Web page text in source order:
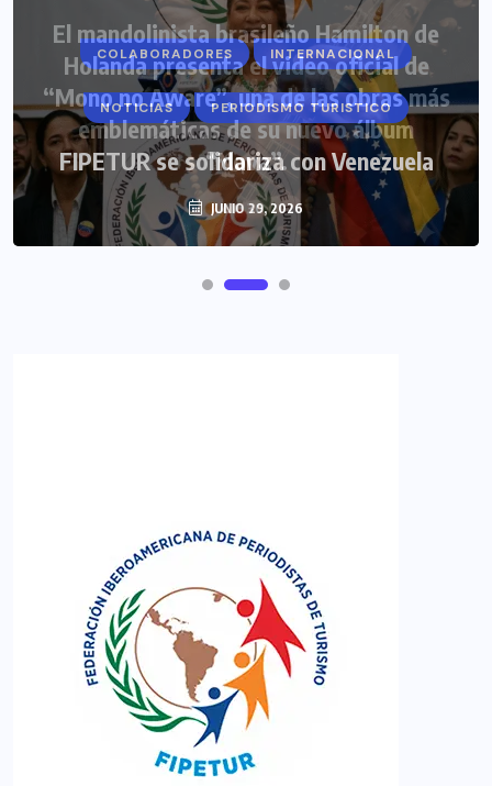
COLABORADORES INTERNACIONAL
NOTICIAS PERIODISMO TURISTICO
FIPETUR se solidariza con Venezuela
JUNIO 29, 2026